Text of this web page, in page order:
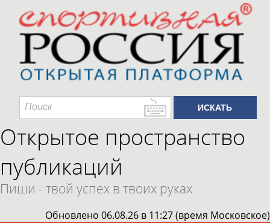
Открытое пространство
публикаций
Пиши - твой успех в твоих руках
Обновлено 06.08.26 в 11:27 (время Московское)